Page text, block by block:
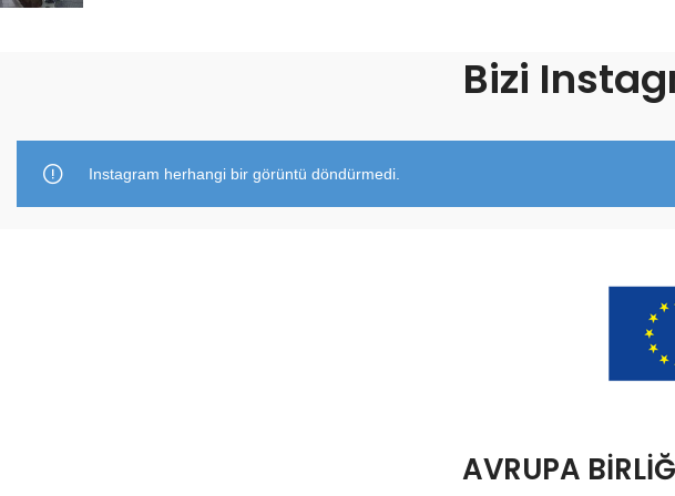
Bizi
Instagram herhangi bir görüntü döndürmedi.
AVRUPA